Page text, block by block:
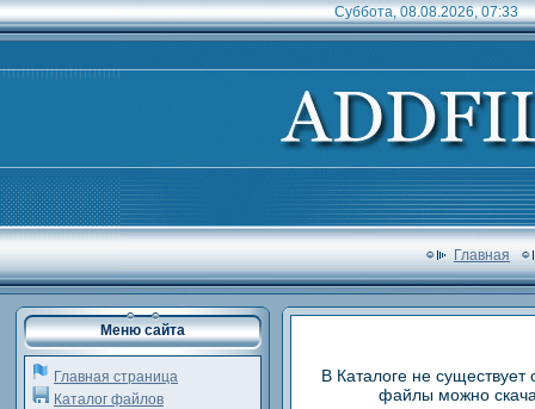
Суббота, 08.08.2026, 07:33
Главная
Меню сайта
Главная страница
Каталог файлов
В Каталоге не
файлы можно